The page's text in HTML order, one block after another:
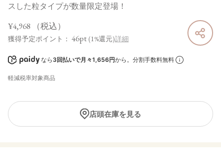
スした粒タイプが数量限定登場！
¥4,968 （税込）
獲得予定ポイント： 46pt (1%還元)詳細
なら 3回払いで月々1,656円から。分割手数料無料
軽減税率対象商品
店頭在庫を見る